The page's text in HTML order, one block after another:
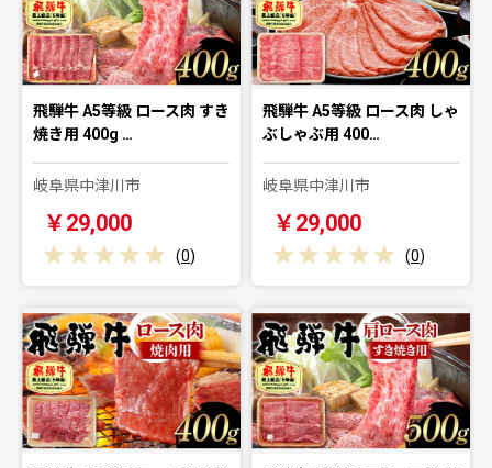
飛騨牛 A5等級 ロース肉 すき
焼き用 400g …
岐阜県中津川市
￥29,000
(0)
飛騨牛 A5等級 ロース肉 しゃ
ぶしゃぶ用 400…
岐阜県中津川市
￥29,000
(0)